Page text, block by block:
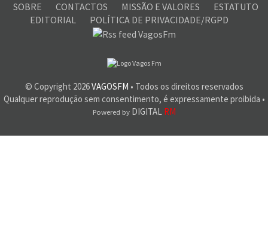
SOBRE CONTACTOS MISSÃO E VALORES
ESTATUTO
EDITORIAL
POLÍTICA DE PRIVACIDADE/RGPD
© Copyright 2026VAGOSFM • Todos os direitos reservados
Qualquer reprodução sem consentimento, é expressamente proibida •
Powered byDIGITAL RM